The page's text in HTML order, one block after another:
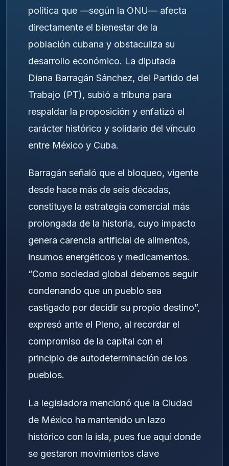
política que —según la ONU— afecta
directamente el bienestar de la
población cubana y obstaculiza su
desarrollo económico. La diputada
Diana Barragán Sánchez, del Partido del
Trabajo (PT), subió a tribuna para
respaldar la proposición y enfatizó el
carácter histórico y solidario del vínculo
entre México y Cuba.
Barragán señaló que el bloqueo, vigente
desde hace más de seis décadas,
constituye la estrategia comercial más
prolongada de la historia, cuyo impacto
genera carencia artificial de alimentos,
insumos energéticos y medicamentos.
“Como sociedad global debemos seguir
condenando que un pueblo sea
castigado por decidir su propio destino”,
expresó ante el Pleno, al recordar el
compromiso de la capital con el
principio de autodeterminación de los
pueblos.
La legisladora mencionó que la Ciudad
de México ha mantenido un lazo
histórico con la isla, pues fue aquí donde
se gestaron movimientos clave